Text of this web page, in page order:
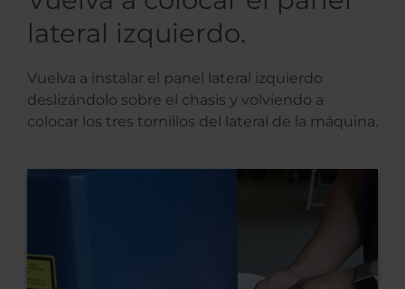
lateral izquierdo.
Vuelva a instalar el panel lateral izquierdo
deslizándolo sobre el chasis y volviendo a
colocar los tres tornillos del lateral de la máquina.